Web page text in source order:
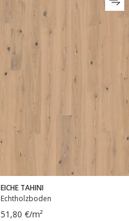
EICHE TAHINI
Echtholzboden
51,80 €/m²